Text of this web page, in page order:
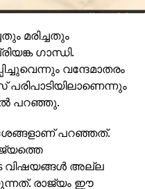
മരിച്ചതും
ഗാന്ധി.
വന്ദേമാതരം
പറഞ്ഞു.
പറഞ്ഞത്.
വിഷയങ്ങൾ അല്ല
രാജ്യം ഈ